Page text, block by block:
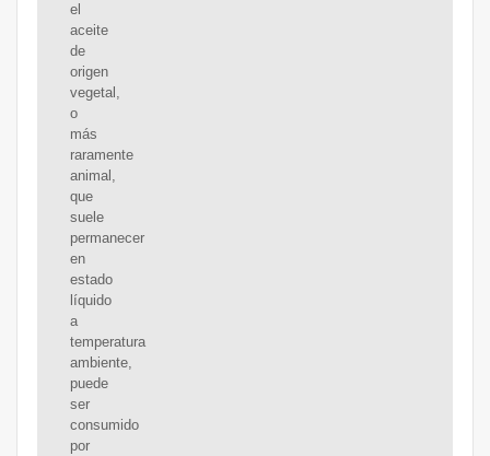
el
aceite
de
origen
vegetal,
o
más
raramente
animal,
que
suele
permanecer
en
estado
líquido
a
temperatura
ambiente,
puede
ser
consumido
por